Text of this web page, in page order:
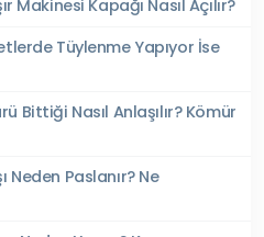
Makinesi Kapağı Nasıl Açılır?
Tüylenme Yapıyor İse
Bittiği Nasıl Anlaşılır? Kömür
Neden Paslanır? Ne